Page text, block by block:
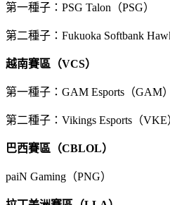
第一種子：PSG Talon（PSG）
第二種子：Fukuoka Softbank
越南賽區（VCS）
第一種子：GAM Esports（GAM）
第二種子：Vikings Esports（VKE
巴西賽區（CBLOL）
paiN Gaming（PNG）